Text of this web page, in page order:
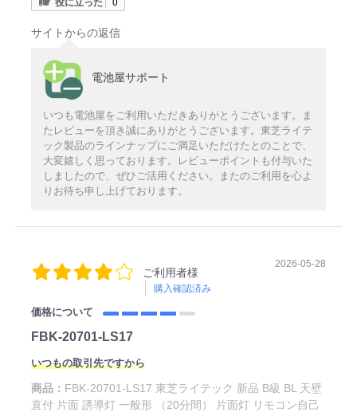
サイトからの返信
電池屋サポート
いつも電池屋をご利用いただきありがとうございます。ま
たレビューを頂き誠にありがとうございます。東芝ライテ
ック製品のラインナップにご満足いただけたとのことで、
大変嬉しく思っております。レビューポイントも付与いた
しましたので、ぜひご活用ください。またのご利用を心よ
りお待ち申し上げております。
ご利用者様
購入確認済み
2026-05-28
価格について
FBK-20701-LS17
いつもの取引先ですから
商品： FBK-20701-LS17 東芝ライテック 新品 B級 BL 天壁
直付 片面 誘導灯 一般形 （20分間） 片面灯 リモコン自己